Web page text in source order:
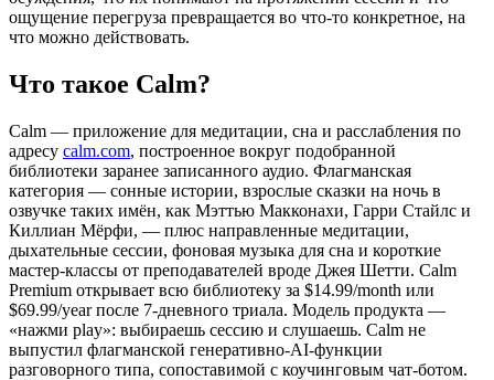
ощущение перегруза превращается во что-то конкретное, на
что можно действовать.
Что такое Calm?
Calm — приложение для медитации, сна и расслабления по
адресу calm.com, построенное вокруг подобранной
библиотеки заранее записанного аудио. Флагманская
категория — сонные истории, взрослые сказки на ночь в
озвучке таких имён, как Мэттью Макконахи, Гарри Стайлс и
Киллиан Мёрфи, — плюс направленные медитации,
дыхательные сессии, фоновая музыка для сна и короткие
мастер-классы от преподавателей вроде Джея Шетти. Calm
Premium открывает всю библиотеку за $14.99/month или
$69.99/yearпосле 7-дневного триала. Модель продукта —
«нажми play»: выбираешь сессию и слушаешь. Calm не
выпустил флагманской генеративно-AI-функции
разговорного типа, сопоставимой с коучинговым чат-ботом.